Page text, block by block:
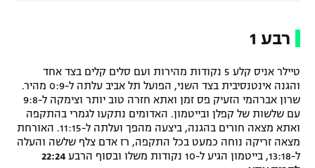
רבע 1
טיילר אניס קלע 5 נקודות מהירות ועם סלים קלים בצד אחד
והגנה אינטנסיבית בצד השני, הפועל תל אביב עלתה ל-0:9 מהיר.
שרון אברהמי הזעיק פס זמן ואתא חזרה טוב יותר וצימקה ל-9:8
עם שלשות של קפלן ובייטמון. האדומים נתקעו לגמרי בהתקפה
ואתא מצאה חורים בהגנה, ביצעה מהפך ועלתה ל-11:15. האורחת
מצאה זריקה נוחה כמעט בכל התקפה, רז אדם צלף שלשה והעלה
ל-13:18, בייטמון הגיע ל-10 נקודות משלו ובסוף הרבע
22:24